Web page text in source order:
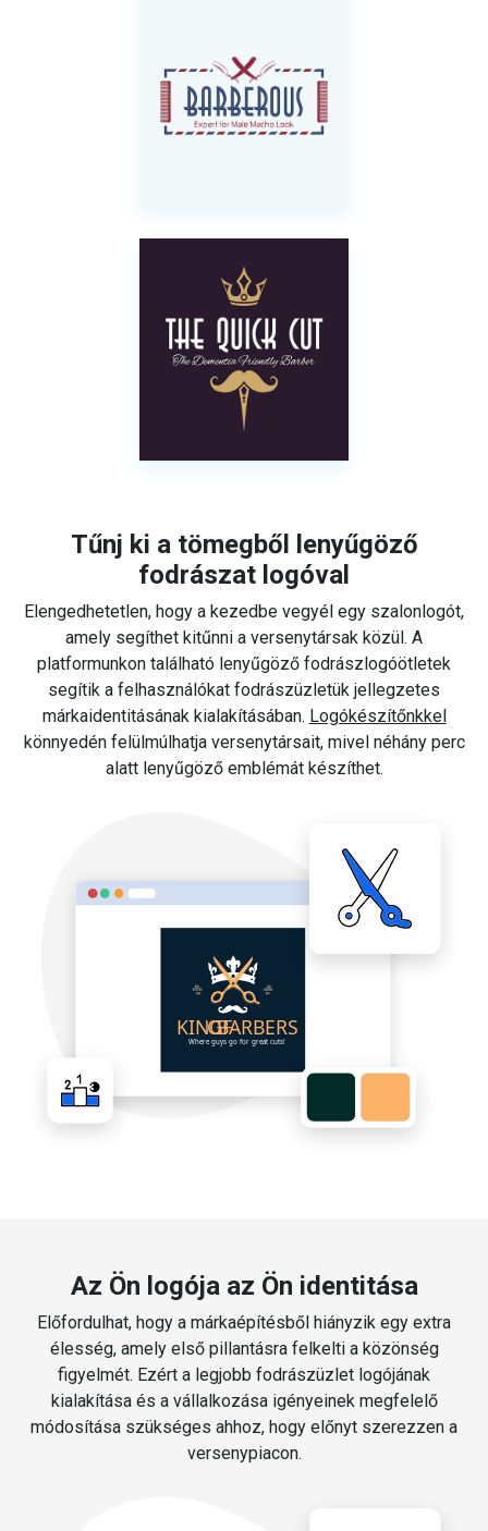
Tűnj ki a tömegből lenyűgöző
fodrászat logóval
Elengedhetetlen, hogy a kezedbe vegyél egy szalonlogót,
amely segíthet kitűnni a versenytársak közül. A
platformunkon található lenyűgöző fodrászlogóötletek
segítik a felhasználókat fodrászüzletük jellegzetes
márkaidentitásának kialakításában. Logókészítőnkkel
könnyedén felülmúlhatja versenytársait, mivel néhány perc
alatt lenyűgöző emblémát készíthet.
Az Ön logója az Ön identitása
Előfordulhat, hogy a márkaépítésből hiányzik egy extra
élesség, amely első pillantásra felkelti a közönség
figyelmét. Ezért a legjobb fodrászüzlet logójának
kialakítása és a vállalkozása igényeinek megfelelő
módosítása szükséges ahhoz, hogy előnyt szerezzen a
versenypiacon.